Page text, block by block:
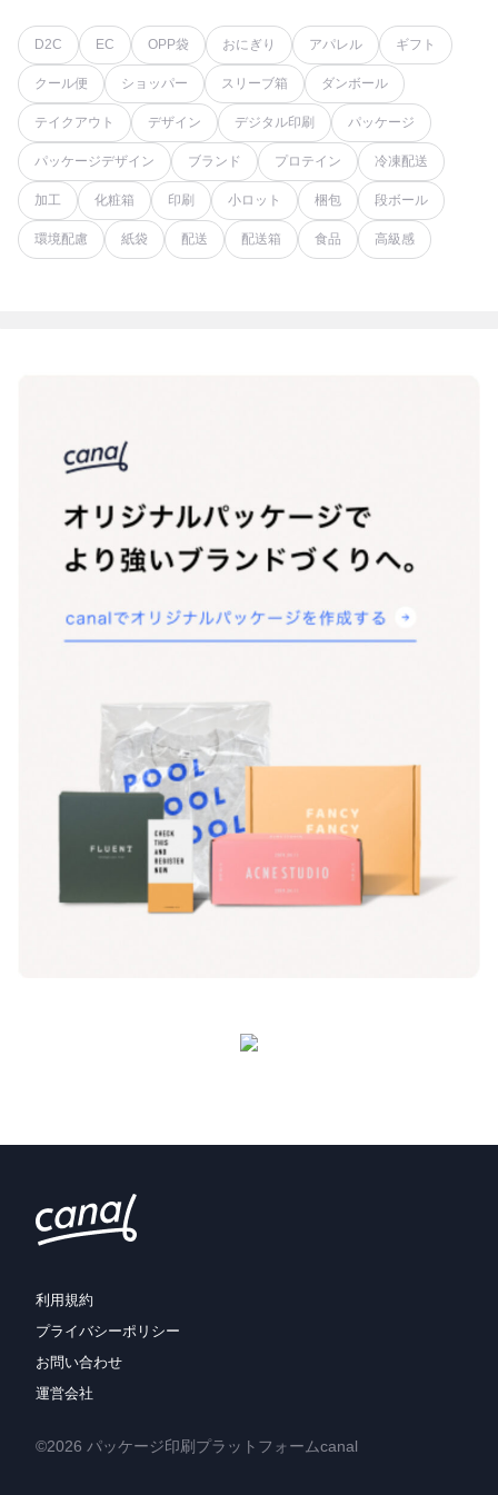
D2C EC OPP袋 おにぎり アパレル ギフト
クール便 ショッパー スリーブ箱 ダンボール
テイクアウト デザイン デジタル印刷 パッケージ
パッケージデザイン ブランド プロテイン 冷凍配送
加工 化粧箱 印刷 小ロット 梱包 段ボール
環境配慮 紙袋 配送 配送箱 食品 高級感
利用規約
プライバシーポリシー
お問い合わせ
運営会社
©2026 パッケージ印刷プラットフォームcanal